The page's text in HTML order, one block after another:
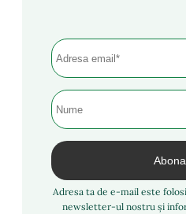
Adresa ta de e-mail este
newsletter-ul nostru și